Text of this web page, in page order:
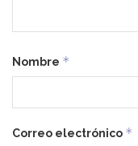
Nombre *
Correo electrónico *